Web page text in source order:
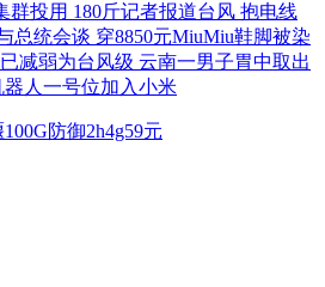
群投用 180斤记者报道台风 抱电线
总统会谈 穿8850元MiuMiu鞋脚被染
减弱为台风级 云南一男子胃中取出
器人一号位加入小米
防御2h4g59元